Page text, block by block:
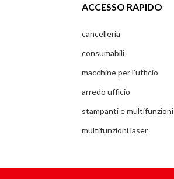
ACCESSO RAPIDO
cancelleria
consumabili
macchine per l'ufficio
arredo ufficio
stampanti e multifunzioni
multifunzioni laser